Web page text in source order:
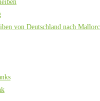
von Deutschland nach